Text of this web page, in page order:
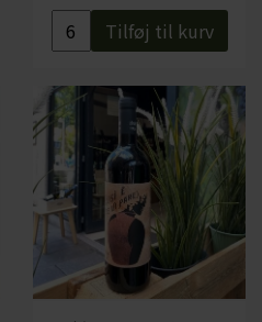
Tilføj til kurv